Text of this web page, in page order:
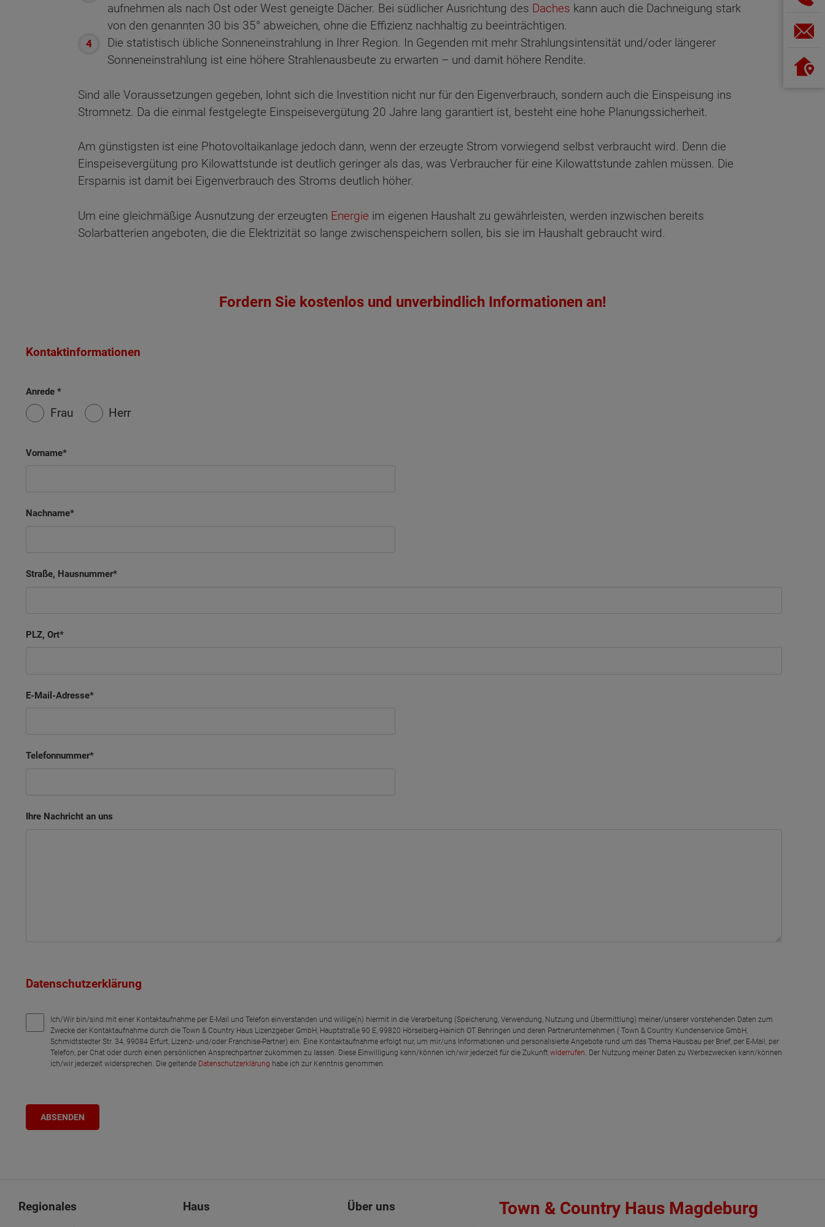
aufnehmen als nach Ost oder West geneigte Dächer. Bei südlicher Ausrichtung des Daches kann auch die Dachneigung stark
von den genannten 30 bis 35° abweichen, ohne die Effizienz nachhaltig zu beeinträchtigen.
Die statistisch übliche Sonneneinstrahlung in Ihrer Region. In Gegenden mit mehr Strahlungsintensität und/oder längerer
Sonneneinstrahlung ist eine höhere Strahlenausbeute zu erwarten – und damit höhere Rendite.
Sind alle Voraussetzungen gegeben, lohnt sich die Investition nicht nur für den Eigenverbrauch, sondern auch die Einspeisung ins
Stromnetz. Da die einmal festgelegte Einspeisevergütung 20 Jahre lang garantiert ist, besteht eine hohe Planungssicherheit.
Am günstigsten ist eine Photovoltaikanlage jedoch dann, wenn der erzeugte Strom vorwiegend selbst verbraucht wird. Denn die
Einspeisevergütung pro Kilowattstunde ist deutlich geringer als das, was Verbraucher für eine Kilowattstunde zahlen müssen. Die
Ersparnis ist damit bei Eigenverbrauch des Stroms deutlich höher.
Um eine gleichmäßige Ausnutzung der erzeugten Energie im eigenen Haushalt zu gewährleisten, werden inzwischen bereits
Solarbatterien angeboten, die die Elektrizität so lange zwischenspeichern sollen, bis sie im Haushalt gebraucht wird.
Fordern Sie kostenlos und unverbindlich Informationen an!
Kontaktinformationen
Anrede
Frau Herr
Vorname
Nachname
Straße, Hausnummer
PLZ, Ort
E-Mail-Adresse
Telefonnummer
Ihre Nachricht an uns
Datenschutzerklärung
Ich/Wir bin/sind mit einer Kontaktaufnahme per E-Mail und Telefon einverstanden und willige(n) hiermit in die Verarbeitung (Speicherung, Verwendung, Nutzung und Übermittlung) meiner/unserer vorstehenden Daten zum
Zwecke der Kontaktaufnahme durch die Town & Country Haus Lizenzgeber GmbH, Hauptstraße 90 E, 99820 Hörselberg-Hainich OT Behringen und deren Partnerunternehmen ( Town & Country Kundenservice GmbH,
Schmidtstedter Str. 34, 99084 Erfurt, Lizenz- und/oder Franchise-Partner) ein. Eine Kontaktaufnahme erfolgt nur, um mir/uns Informationen und personalisierte Angebote rund um das Thema Hausbau per Brief, per E-Mail, per
Telefon, per Chat oder durch einen persönlichen Ansprechpartner zukommen zu lassen. Diese Einwilligung kann/können ich/wir jederzeit für die Zukunft widerrufen . Der Nutzung meiner Daten zu Werbezwecken kann/können
ich/wir jederzeit widersprechen. Die geltende Datenschutzerklärung habe ich zur Kenntnis genommen.
Regionales Haus Über uns Town & Country Haus Magdeburg